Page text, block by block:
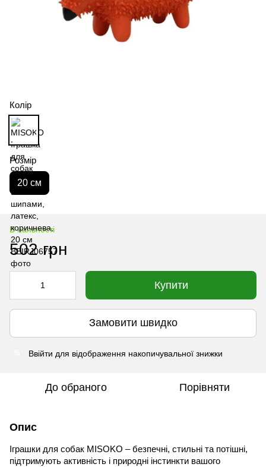
Колір
Розмір
20 см
В наявності
502 грн
Купити
Замовити швидко
Ввійти для відображення накопичувальної знижки
До обраного Порівняти
Опис
Іграшки для собак MISOKO – безпечні, стильні та потішні,
підтримують активність і природні інстинкти вашого